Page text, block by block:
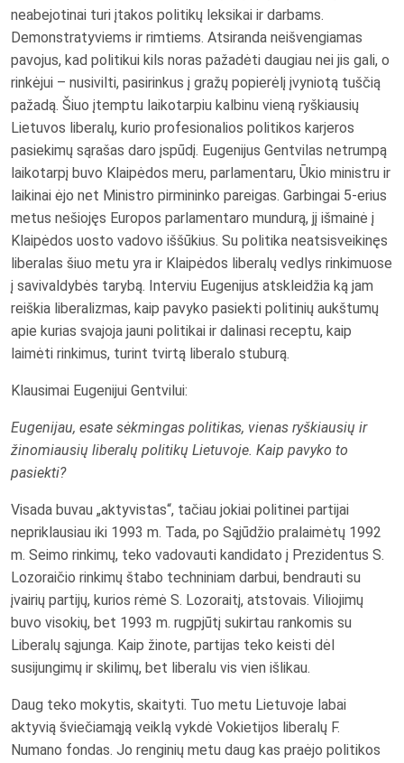
neabejotinai turi įtakos politikų leksikai ir darbams.
Demonstratyviems ir rimtiems. Atsiranda neišvengiamas
pavojus, kad politikui kils noras pažadėti daugiau nei jis gali, o
rinkėjui – nusivilti, pasirinkus į gražų popierėlį įvyniotą tuščią
pažadą. Šiuo įtemptu laikotarpiu kalbinu vieną ryškiausių
Lietuvos liberalų, kurio profesionalios politikos karjeros
pasiekimų sąrašas daro įspūdį. Eugenijus Gentvilas netrumpą
laikotarpį buvo Klaipėdos meru, parlamentaru, Ūkio ministru ir
laikinai ėjo net Ministro pirmininko pareigas. Garbingai 5-erius
metus nešiojęs Europos parlamentaro mundurą, jį išmainė į
Klaipėdos uosto vadovo iššūkius. Su politika neatsisveikinęs
liberalas šiuo metu yra ir Klaipėdos liberalų vedlys rinkimuose
į savivaldybės tarybą. Interviu Eugenijus atskleidžia ką jam
reiškia liberalizmas, kaip pavyko pasiekti politinių aukštumų
apie kurias svajoja jauni politikai ir dalinasi receptu, kaip
laimėti rinkimus, turint tvirtą liberalo stuburą.
Klausimai Eugenijui Gentvilui:
Eugenijau, esate sėkmingas politikas, vienas ryškiausių ir
žinomiausių liberalų politikų Lietuvoje. Kaip pavyko to
pasiekti?
Visada buvau „aktyvistas“, tačiau jokiai politinei partijai
nepriklausiau iki 1993 m. Tada, po Sąjūdžio pralaimėtų 1992
m. Seimo rinkimų, teko vadovauti kandidato į Prezidentus S.
Lozoraičio rinkimų štabo techniniam darbui, bendrauti su
įvairių partijų, kurios rėmė S. Lozoraitį, atstovais. Viliojimų
buvo visokių, bet 1993 m. rugpjūtį sukirtau rankomis su
Liberalų sąjunga. Kaip žinote, partijas teko keisti dėl
susijungimų ir skilimų, bet liberalu vis vien išlikau.
Daug teko mokytis, skaityti. Tuo metu Lietuvoje labai
aktyvią šviečiamąją veiklą vykdė Vokietijos liberalų F.
Numano fondas. Jo renginių metu daug kas praėjo politikos